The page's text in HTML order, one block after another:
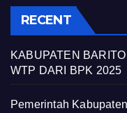
RECENT
KABUPATEN
WTP DARI BPK 2025
Pemerintah